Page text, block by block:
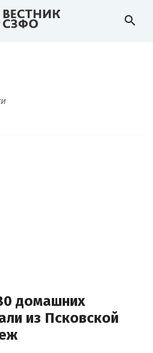
search
домашних
из Псковской